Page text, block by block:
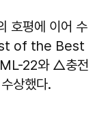
호평에 이어 수
of the Best
22와 △충전
상했다.